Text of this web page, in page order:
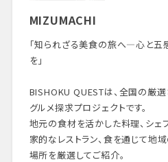
MIZUMACHI
「知られざる美食の旅へ—心と五
を」
BISHOKU QUESTは、全国の厳
グルメ探求プロジェクトです。
地元の食材を活かした料理、シェ
家的なレストラン、食を通じて地
場所を厳選してご紹介。